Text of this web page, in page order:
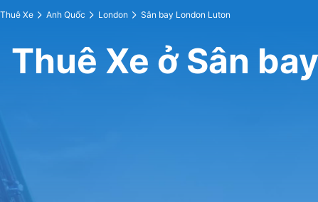
Thuê Xe Anh Quốc London Sân bay London Luton
Thuê Xe ở Sân